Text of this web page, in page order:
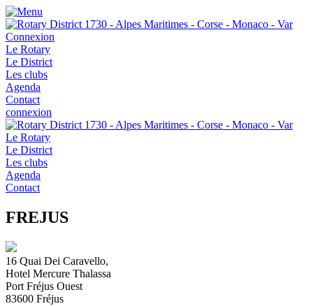
Connexion
Le Rotary
Le District
Les clubs
Agenda
Contact
connexion
Le Rotary
Le District
Les clubs
Agenda
Contact
FREJUS
16 Quai Dei Caravello,
Hotel Mercure Thalassa
Port Fréjus Ouest
83600 Fréjus